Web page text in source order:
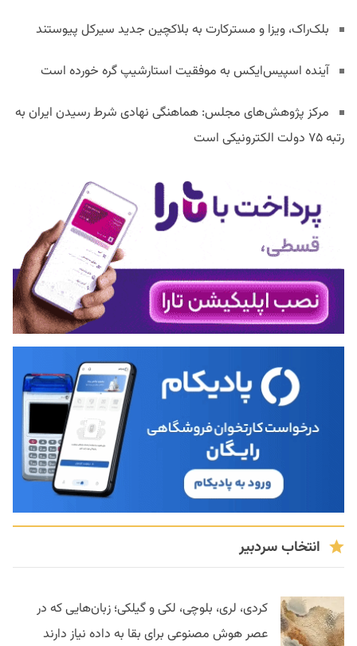
بلک‌راک، ویزا و مسترکارت به بلاکچین جدید سیرکل پیوستند
آینده اسپیس‌ایکس به موفقیت استارشیپ گره خورده است
مرکز پژوهش‌های مجلس: هماهنگی نهادی شرط رسیدن ایران به
رتبه ۷۵ دولت الکترونیکی است
انتخاب سردبیر
کردی، لری، بلوچی، لکی و گیلکی؛ زبان‌هایی که در
عصر هوش مصنوعی برای بقا به داده نیاز دارند